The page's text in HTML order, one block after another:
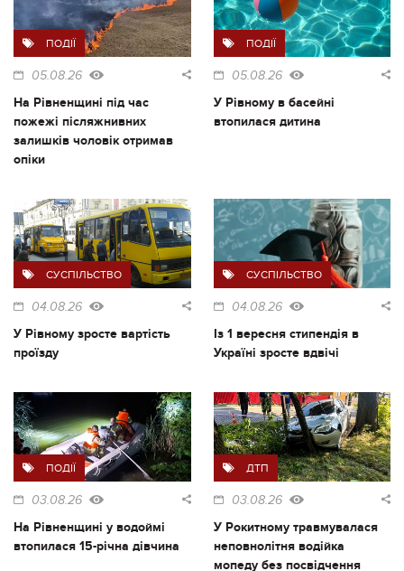
ПОДІЇ
05.08.26
На Рівненщині під час
пожежі післяжнивних
залишків чоловік отримав
опіки
ПОДІЇ
05.08.26
У Рівному в басейні
втопилася дитина
СУСПІЛЬСТВО
04.08.26
У Рівному зросте вартість
проїзду
СУСПІЛЬСТВО
04.08.26
Із 1 вересня стипендія в
Україні зросте вдвічі
ПОДІЇ
03.08.26
На Рівненщині у водоймі
втопилася 15-річна дівчина
ДТП
03.08.26
У Рокитному травмувалася
неповнолітня водійка
мопеду без посвідчення